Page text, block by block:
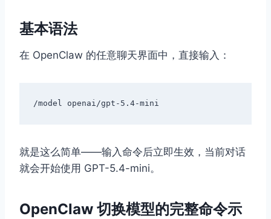
基本语法
在 OpenClaw 的任意聊天界面中，直接输入：
就是这么简单——输入命令后立即生效，当前对话
就会开始使用 GPT-5.4-mini。
OpenClaw 切换模型的完整命令示